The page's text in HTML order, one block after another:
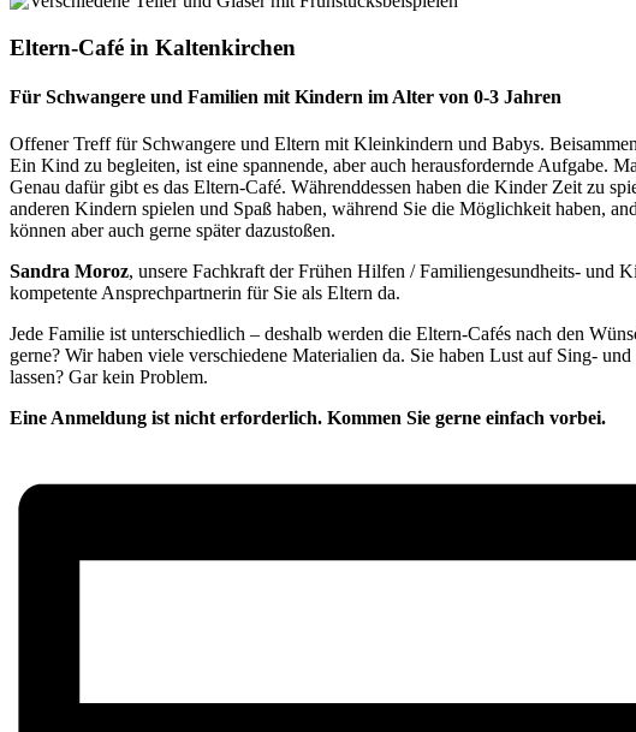
Eltern-Café in Kaltenkirchen
Für Schwangere und Familien mit Kindern im Alter von 0-3 Jahren
Offener Treff für Schwangere und Eltern mit Kleinkindern und Babys.
Ein Kind zu begleiten, ist eine spannende, aber auch herausfordernde Aufgabe.
Genau dafür gibt es das Eltern-Café. Währenddessen haben die Kinder Zeit zu
anderen Kindern spielen und Spaß haben, während Sie die Möglichkeit haben,
können aber auch gerne später dazustoßen.
Sandra Moroz, unsere Fachkraft der Frühen Hilfen / Familiengesundheits- und
kompetente Ansprechpartnerin für Sie als Eltern da.
Jede Familie ist unterschiedlich – deshalb werden die Eltern-Cafés nach den
gerne? Wir haben viele verschiedene Materialien da. Sie haben Lust auf Sing-
lassen? Gar kein Problem.
Eine Anmeldung ist nicht erforderlich. Kommen Sie gerne einfach vorbei.